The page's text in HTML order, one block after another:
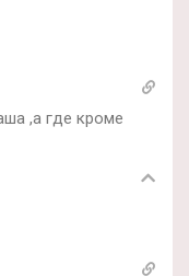
,а где кроме